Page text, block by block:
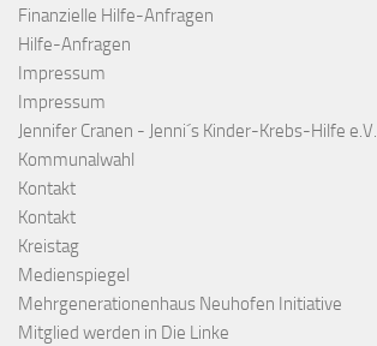
Finanzielle Hilfe-Anfragen
Hilfe-Anfragen
Impressum
Impressum
Jennifer Cranen - Jenni´s Kinder-Krebs-Hilfe e.V.
Kommunalwahl
Kontakt
Kontakt
Kreistag
Medienspiegel
Mehrgenerationenhaus Neuhofen Initiative
Mitglied werden in Die Linke